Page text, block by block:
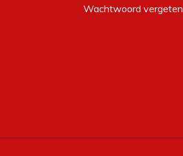
Wachtwoord vergeten